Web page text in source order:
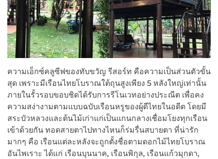
ความเอ็กซ์คลูซีฟของทับขวัญ รีสอร์ท คือความเป็นส่วนตัวขั้น
สุด เพราะมีเรือนไทยโบราณใต้ถุนสูงเพียง 5 หลังใหญ่เท่านั้น
ภายในรั้วรอบขอบชิดได้รับการรีโนเวทอย่างประณีต เพื่อคง
ความสง่างามตามแบบฉบับเรือนหรูของผู้ดีไทยในอดีต โดยมี
สระบัวหลวงและต้นไม้เก่าแก่เป็นแกนกลางเชื่อมโยงทุกเรือน
เข้าด้วยกัน ทอดสายตาไปทางไหนก็ร่มรื่นสบายตา ที่น่ารัก
มากๆ คือ เรือนแต่ละหลังจะถูกตั้งชื่อตามดอกไม้ไทยโบราณ
อันไพเราะ ได้แก่ เรือนบุนนาค, เรือนพิกุล, เรือนแก้วมุกดา,